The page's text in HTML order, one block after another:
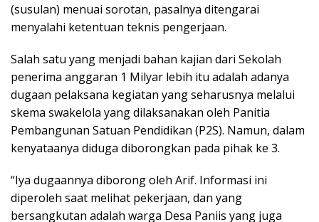
(susulan) menuai sorotan, pasalnya ditengarai
menyalahi ketentuan teknis pengerjaan.
Salah satu yang menjadi bahan kajian dari Sekolah
penerima anggaran 1 Milyar lebih itu adalah adanya
dugaan pelaksana kegiatan yang seharusnya melalui
skema swakelola yang dilaksanakan oleh Panitia
Pembangunan Satuan Pendidikan (P2S). Namun, dalam
kenyataanya diduga diborongkan pada pihak ke 3.
“Iya dugaannya diborong oleh Arif. Informasi ini
diperoleh saat melihat pekerjaan, dan yang
bersangkutan adalah warga Desa Paniis yang juga